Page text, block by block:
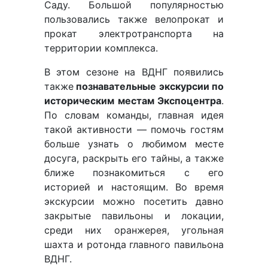
Саду. Большой популярностью
пользовались также велопрокат и
прокат электротранспорта на
территории комплекса.
В этом сезоне на ВДНГ появились
также познавательные экскурсии по
историческим местам Экспоцентра.
По словам команды, главная идея
такой активности — помочь гостям
больше узнать о любимом месте
досуга, раскрыть его тайны, а также
ближе познакомиться с его
историей и настоящим. Во время
экскурсии можно посетить давно
закрытые павильоны и локации,
среди них оранжерея, угольная
шахта и ротонда главного павильона
ВДНГ.